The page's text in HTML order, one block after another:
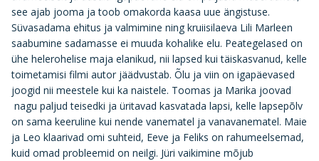
see ajab jooma ja toob omakorda kaasa uue ängistuse.
Süvasadama ehitus ja valmimine ning kruiisilaeva Lili Marleen
saabumine sadamasse ei muuda kohalike elu. Peategelased on
ühe helerohelise maja elanikud, nii lapsed kui täiskasvanud, kelle
toimetamisi filmi autor jäädvustab. Õlu ja viin on igapäevased
joogid nii meestele kui ka naistele. Toomas ja Marika joovad
nagu paljud teisedki ja üritavad kasvatada lapsi, kelle lapsepõlv
on sama keeruline kui nende vanematel ja vanavanematel. Maie
ja Leo klaarivad omi suhteid, Eeve ja Feliks on rahumeelsemad,
kuid omad probleemid on neilgi. Jüri vaikimine mõjub